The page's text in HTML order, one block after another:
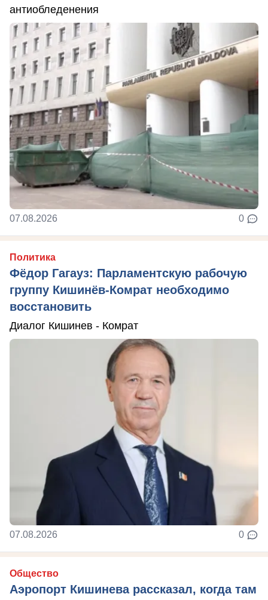
антиобледенения
07.08.2026 0
Политика
Фёдор Гагауз: Парламентскую рабочую
группу Кишинёв-Комрат необходимо
восстановить
Диалог Кишинев - Комрат
07.08.2026 0
Общество
Аэропорт Кишинева рассказал, когда там